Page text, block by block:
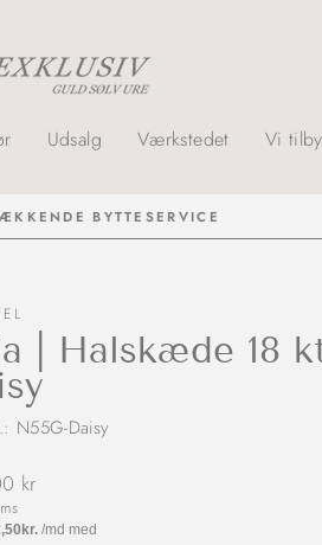
Udsalg Værkstedet Vi
BYTTESERVICE
| Halskæde 18
N55G-Daisy
kr